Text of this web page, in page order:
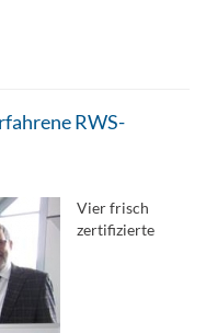
RWS-
Vier frisch
zertifizierte